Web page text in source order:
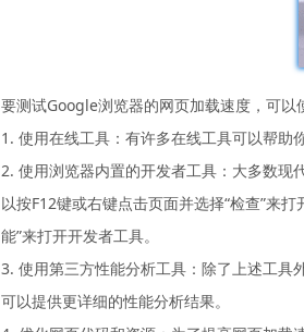
要测试Google浏览器的网页加载速度，可以
1. 使用在线工具：有许多在线工具可以帮
2. 使用浏览器内置的开发者工具：大多数
以按F12键或右键点击页面并选择“检查”来
能”来打开开发者工具。
3. 使用第三方性能分析工具：除了上述工
可以提供更详细的性能分析结果。